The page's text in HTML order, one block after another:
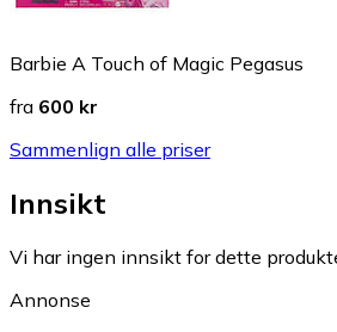
Barbie A Touch of Magic Pegasus
fra 600 kr
Sammenlign alle priser
Innsikt
Vi har ingen innsikt for dette
Annonse